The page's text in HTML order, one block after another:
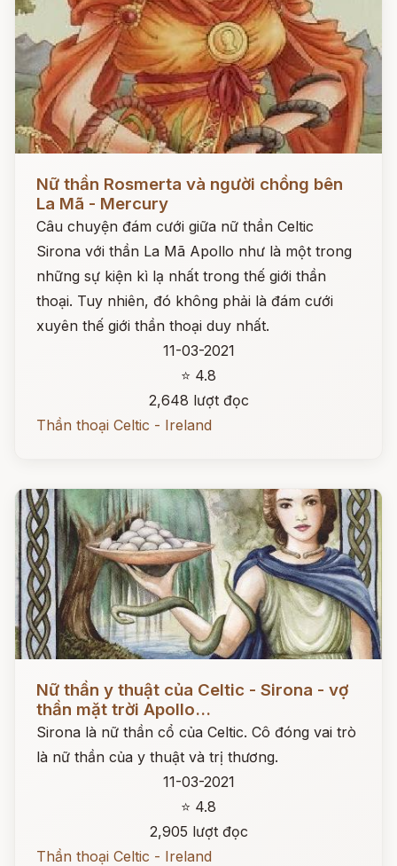
Nữ thần Rosmerta và người chồng bên
La Mã - Mercury
Câu chuyện đám cưới giữa nữ thần Celtic
Sirona với thần La Mã Apollo như là một trong
những sự kiện kì lạ nhất trong thế giới thần
thoại. Tuy nhiên, đó không phải là đám cưới
xuyên thế giới thần thoại duy nhất.
11-03-2021
⭐ 4.8
2,648 lượt đọc
Thần thoại Celtic - Ireland
Nữ thần y thuật của Celtic - Sirona - vợ
thần mặt trời Apollo...
Sirona là nữ thần cổ của Celtic. Cô đóng vai trò
là nữ thần của y thuật và trị thương.
11-03-2021
⭐ 4.8
2,905 lượt đọc
Thần thoại Celtic - Ireland